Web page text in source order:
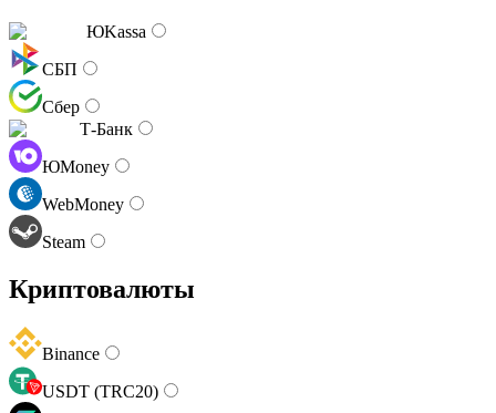
ЮKassa
СБП
Сбер
Т-Банк
ЮMoney
WebMoney
Steam
Криптовалюты
Binance
USDT (TRC20)